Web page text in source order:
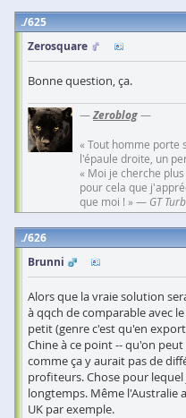
625
Zerosquare
Bonne question, ça.
—Zeroblog—
« Tout homme porte
l'épaule droite, un
« Moi je cherche
pour cela que
que moi ! » — GT
626
Brunni
Alors que la vraie solution
à qqch de comparable avec
petit (genre c'est qu'en
Chine à ce point -- qu'on
comme ça y aurait pas de
profiteurs. Chose pour
longtemps. Même l'Australie
UK par exemple.